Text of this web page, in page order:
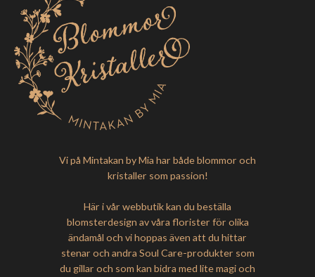
Vi på Mintakan by Mia har både blommor och
kristaller som passion!
Här i vår webbutik kan du beställa
blomsterdesign av våra florister för olika
ändamål och vi hoppas även att du hittar
stenar och andra Soul Care-produkter som
du gillar och som kan bidra med lite magi och